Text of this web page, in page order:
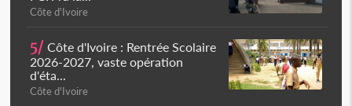
Côte d'Ivoire
5/ Côte d'Ivoire : Rentrée Scolaire
2026-2027, vaste opération
d'éta...
Côte d'Ivoire